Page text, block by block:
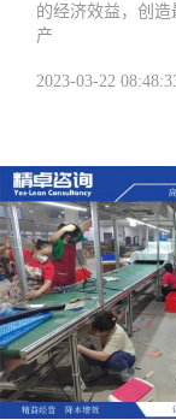
的经济效益，创
产
2023-03-22